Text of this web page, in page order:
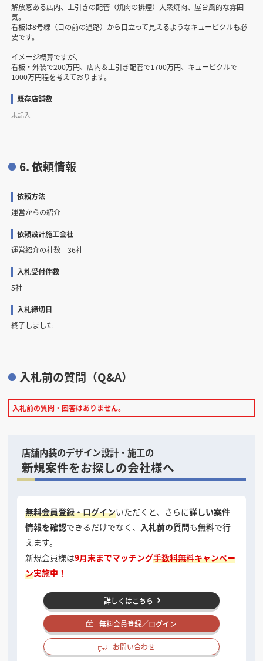
解放感ある店内、上引きの配管（焼肉の排煙）大衆焼肉、屋台風的な雰囲
気。
看板は8号線（目の前の道路）から目立って見えるようなキュービクルも必
要です。
イメージ概算ですが、
看板・外装で200万円、店内＆上引き配管で1700万円、キュービクルで
1000万円程を考えております。
既存店舗数
未記入
6. 依頼情報
依頼方法
運営からの紹介
依頼設計施工会社
運営紹介の社数 36社
入札受付件数
5社
入札締切日
終了しました
入札前の質問（Q&A）
入札前の質問・回答はありません。
店舗内装のデザイン設計・施工の
新規案件をお探しの会社様へ
無料会員登録・ログインいただくと、さらに詳しい案件
情報を確認できるだけでなく、 入札前の質問も無料で行
えます。
新規会員様は9月末までマッチング手数料無料キャンペー
ン実施中！
詳しくはこちら
無料会員登録／ログイン
お問い合わせ